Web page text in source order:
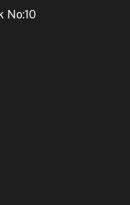
No:10